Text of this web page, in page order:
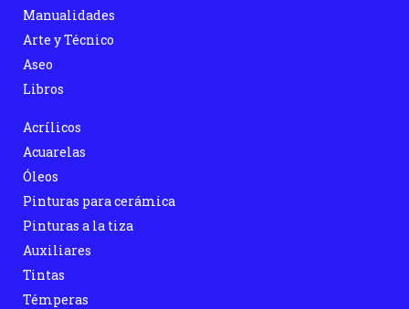
Manualidades
Arte y Técnico
Aseo
Libros
Acrílicos
Acuarelas
Óleos
Pinturas para cerámica
Pinturas a la tiza
Auxiliares
Tintas
Témperas